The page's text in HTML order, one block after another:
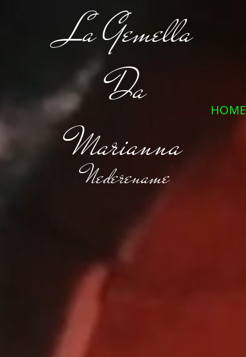
La Gemella
Da
Marianna
Nederename
HOME